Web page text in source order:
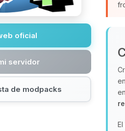
oficial
servidor
de modpacks